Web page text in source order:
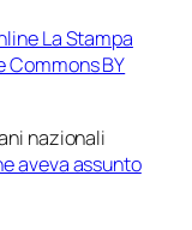
La Stampa
BY
nazionali
aveva assunto